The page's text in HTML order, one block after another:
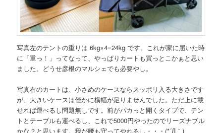
写真左のテントの重りは 6kg×4=24kg です。これが家に届いた時
に「重っ！」ってなって、やっぱりカートも買っとこかぁと思い
ました。どうせ彦根のマルシェでも必要やし。
写真右のカートは、小さめのケースならスッポリ入る大きさです
が、大きいケースは僅かに横幅が足りませんでした。ただ上に載
せれば運べるし問題無しです。前がパカっと開くタイプで、テン
トとテーブルも運べるし、これで5000円やったのでリーズナブル
かな？と思います。我が腰も守ってやれるし・・・(*´Д｀)